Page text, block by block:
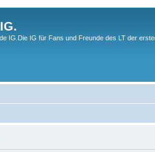
IG.Die IG für Fans und Freunde des LT der